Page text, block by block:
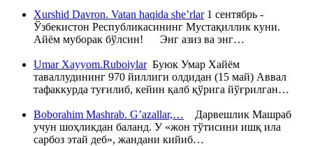
Xurshid Davron. Vatan haqida she’rlar1 сентябрь -
Ўзбекистон Республикасининг Мустақиллик куни.
Айём муборак бўлсин! Энг азиз ва энг…
Umar Xayyom.RuboiylarБуюк Умар Хайём
таваллудининг 970 йиллиги олдидан (15 май) Аввал
тафаккурда туғилиб, кейин қалб қўрига йўғрилган…
Boborahim Mashrab. G’azallar,… Дарвешлик Машраб
учун шоҳликдан баланд. У «жон тўтисини ишқ ила
сарбоз этай деб», жандани кийиб…